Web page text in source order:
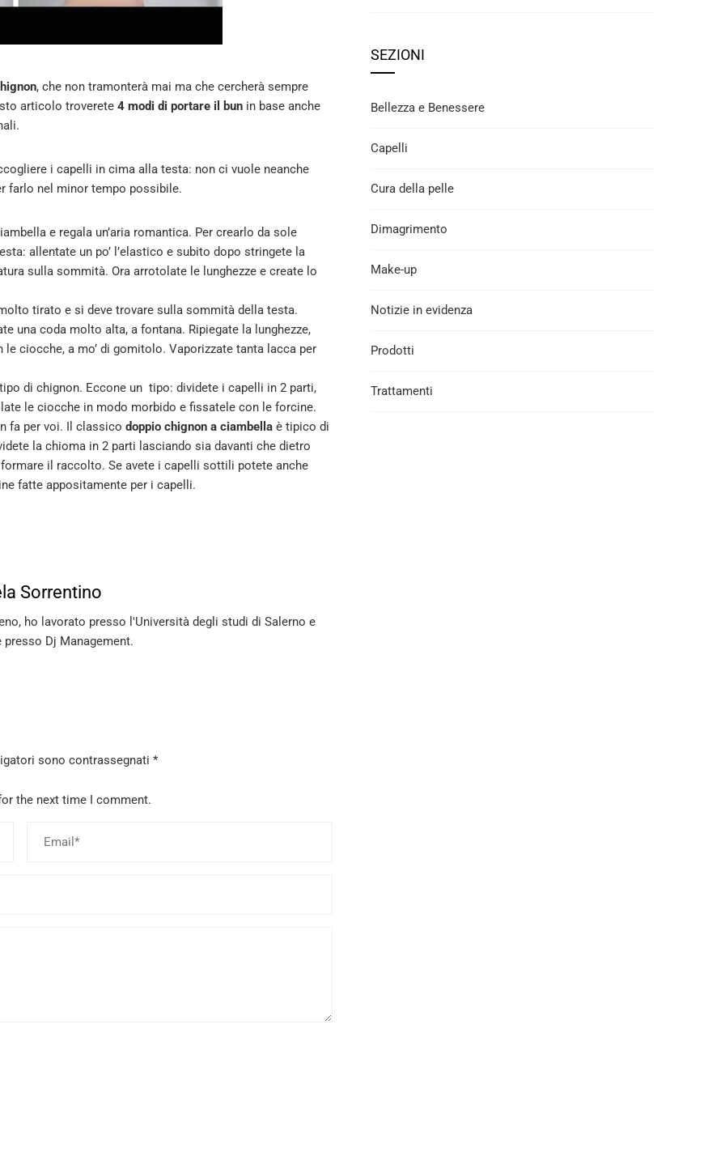
, che non tramonterà mai ma che cercherà sempre
articolo troverete 4 modi di portare il bun in base anche
i capelli in cima alla testa: non ci vuole neanche
farlo nel minor tempo possibile.
e regala un’aria romantica. Per crearlo da sole
allentate un po’ l’elastico e subito dopo stringete la
sulla sommità. Ora arrotolate le lunghezze e create lo
tirato e si deve trovare sulla sommità della testa.
una coda molto alta, a fontana. Ripiegate la lunghezze,
ciocche, a mo’ di gomitolo. Vaporizzate tanta lacca per
di chignon. Eccone un tipo: dividete i capelli in 2 parti,
le ciocche in modo morbido e fissatele con le forcine.
fa per voi. Il classico doppio chignon a ciambella è tipico di
la chioma in 2 parti lasciando sia davanti che dietro
il raccolto. Se avete i capelli sottili potete anche
fatte appositamente per i capelli.
Sorrentino
ho lavorato presso l'Università degli studi di Salerno e
Dj Management.
sono contrassegnati *
the next time I comment.
SEZIONI
Bellezza e Benessere
Capelli
Cura della pelle
Dimagrimento
Make-up
Notizie in evidenza
Prodotti
Trattamenti